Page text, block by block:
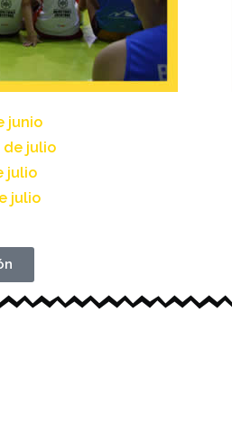
junio
de julio
julio
julio